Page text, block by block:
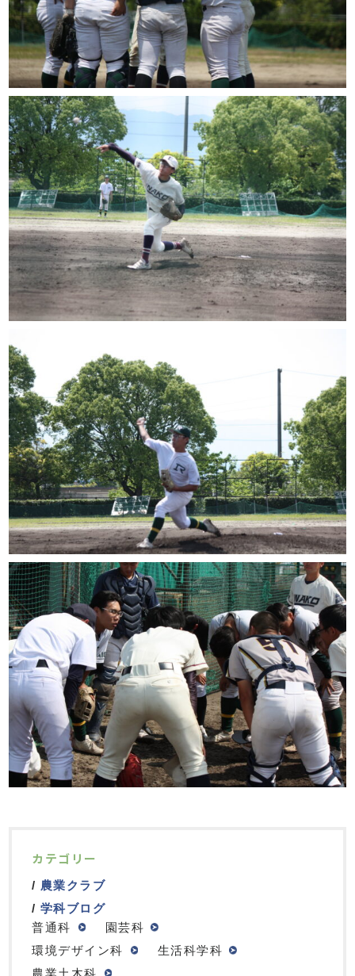
カテゴリー
農業クラブ
学科ブログ
普通科
園芸科
環境デザイン科
生活科学科
農業土木科